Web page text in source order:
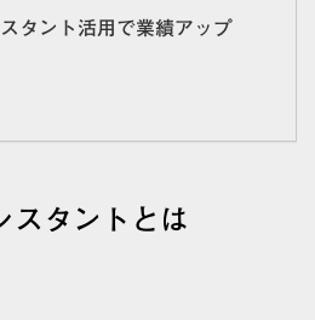
タント活用で業績アップ
スタントとは